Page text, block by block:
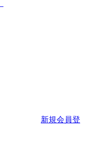
新規会員登